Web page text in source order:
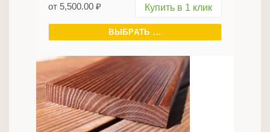
от 5,500.00 ₽ Купить в 1 клик
ВЫБРАТЬ ...